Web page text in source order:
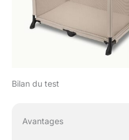
Bilan du test
Avantages